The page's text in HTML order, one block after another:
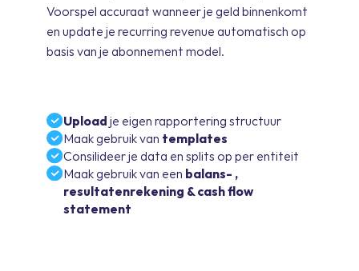
Voorspel accuraat wanneer je geld binnenkomt
en update je recurring revenue automatisch op
basis van je abonnement model.
Upload je eigen rapportering structuur
Maak gebruik van templates
Consilideer je data en splits op per entiteit
Maak gebruik van een balans- ,
resultatenrekening & cash flow
statement